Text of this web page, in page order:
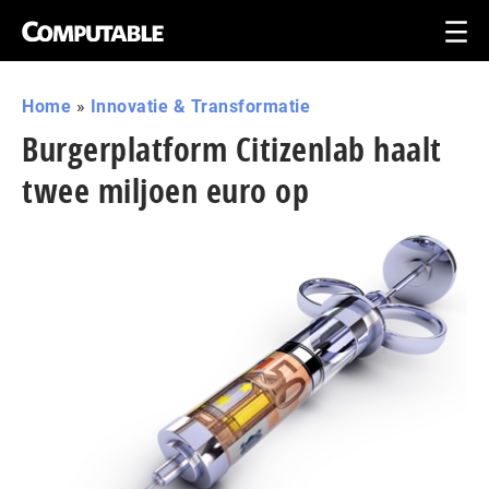
Home » Innovatie & Transformatie
Burgerplatform Citizenlab haalt
twee miljoen euro op